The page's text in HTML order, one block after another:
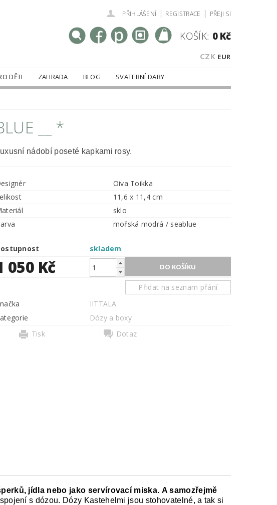
PŘIHLÁŠENÍ | REGISTRACE | PŘEJI SI
CZK EUR
KOŠÍK: 0 Kč
DĚTI ZAHRADA BLOG
SVATEBNÍ DARY
__ *
nádobí poseté kapkami rosy.
Oiva Toikka
11,6 x 11,4 cm
sklo
mořská modrá / seablue
skladem
050 Kč
Přidat na seznam přání
IITTALA
Dózy a boxy
Tisk
Dotaz
jídla nebo jako servírovací miska. A samozřejmě
s dózou. Dózy Kastehelmi jsou stohovatelné, a tak si